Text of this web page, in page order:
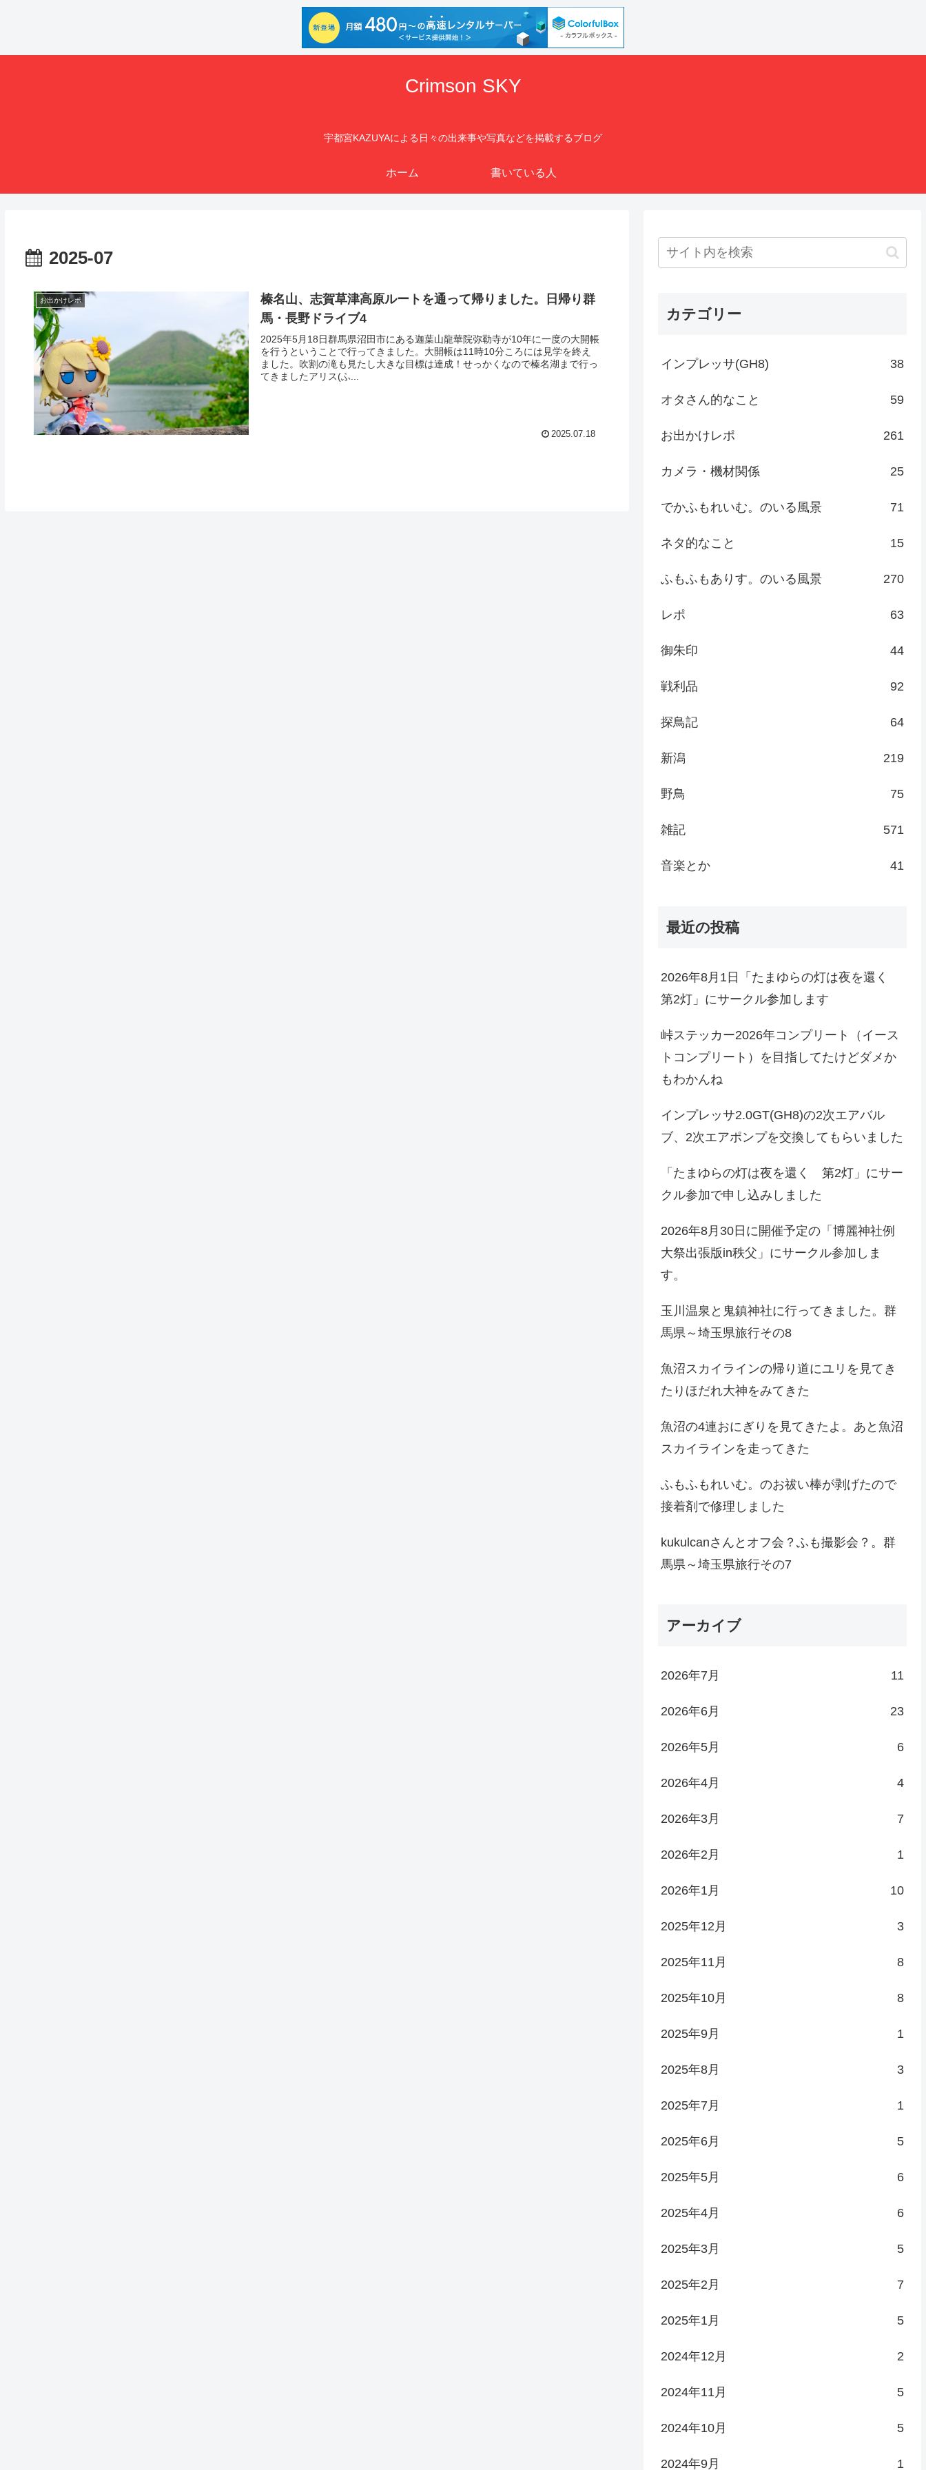
Crimson SKY
宇都宮KAZUYAによる日々の出来事や写真などを掲載するブログ
ホーム 書いている人
2025-07
お出かけレポ
榛名山、志賀草津高原ルートを通って帰りました。日帰り群
馬・長野ドライブ4
2025年5月18日群馬県沼田市にある迦葉山龍華院弥勒寺が10年に一度の大開帳
を行うということで行ってきました。大開帳は11時10分ころには見学を終え
ました。吹割の滝も見たし大きな目標は達成！せっかくなので榛名湖まで行っ
てきましたアリス(ふ...
2025.07.18
カテゴリー
インプレッサ(GH8) 38
オタさん的なこと 59
お出かけレポ 261
カメラ・機材関係 25
でかふもれいむ。のいる風景 71
ネタ的なこと 15
ふもふもありす。のいる風景 270
レポ 63
御朱印 44
戦利品 92
探鳥記 64
新潟 219
野鳥 75
雑記 571
音楽とか 41
最近の投稿
2026年8月1日「たまゆらの灯は夜を還く
第2灯」にサークル参加します
峠ステッカー2026年コンプリート（イース
トコンプリート）を目指してたけどダメか
もわかんね
インプレッサ2.0GT(GH8)の2次エアバル
ブ、2次エアポンプを交換してもらいました
「たまゆらの灯は夜を還く 第2灯」にサー
クル参加で申し込みしました
2026年8月30日に開催予定の「博麗神社例
大祭出張版in秩父」にサークル参加しま
す。
玉川温泉と鬼鎮神社に行ってきました。群
馬県～埼玉県旅行その8
魚沼スカイラインの帰り道にユリを見てき
たりほだれ大神をみてきた
魚沼の4連おにぎりを見てきたよ。あと魚沼
スカイラインを走ってきた
ふもふもれいむ。のお祓い棒が剥げたので
接着剤で修理しました
kukulcanさんとオフ会？ふも撮影会？。群
馬県～埼玉県旅行その7
アーカイブ
2026年7月 11
2026年6月 23
2026年5月 6
2026年4月 4
2026年3月 7
2026年2月 1
2026年1月 10
2025年12月 3
2025年11月 8
2025年10月 8
2025年9月 1
2025年8月 3
2025年7月 1
2025年6月 5
2025年5月 6
2025年4月 6
2025年3月 5
2025年2月 7
2025年1月 5
2024年12月 2
2024年11月 5
2024年10月 5
2024年9月 1